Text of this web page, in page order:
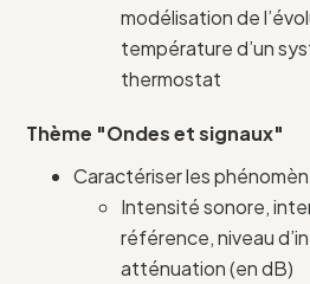
modélisation de
température d’un
thermostat
Thème "Ondes et signaux"
Caractériser les
Intensité sonore,
référence, niveau
atténuation (en dB)